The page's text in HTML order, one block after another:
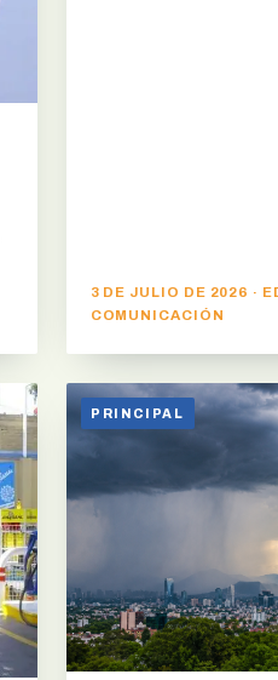
3 DE JULIO DE 2026 ·
COMUNICACIÓN
PRINCIPAL